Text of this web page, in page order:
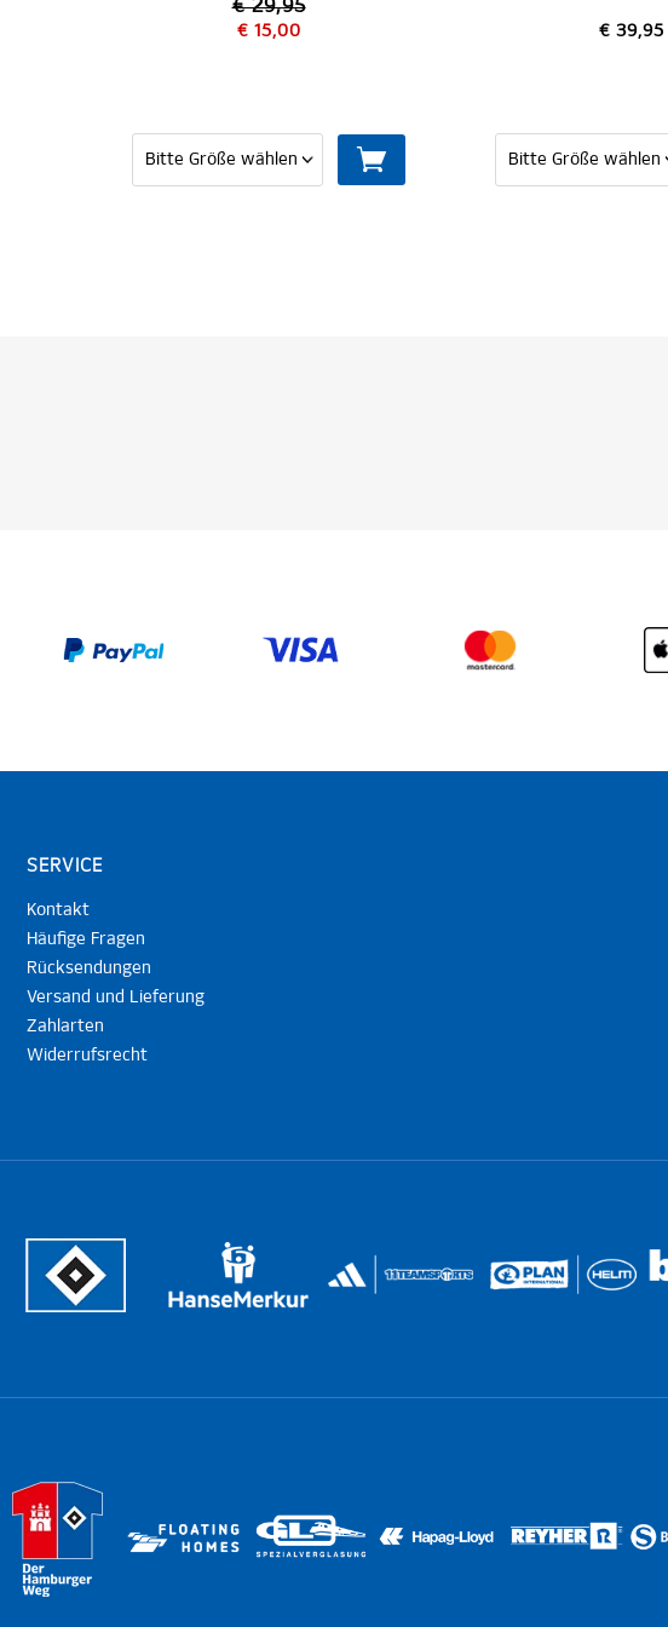
SERVICE
Kontakt
Häufige Fragen
Rücksendungen
Versand und Lieferung
Zahlarten
Widerrufsrecht